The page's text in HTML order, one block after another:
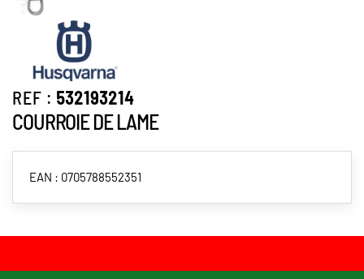
REF : 532193214
COURROIE DE LAME
EAN : 0705788552351